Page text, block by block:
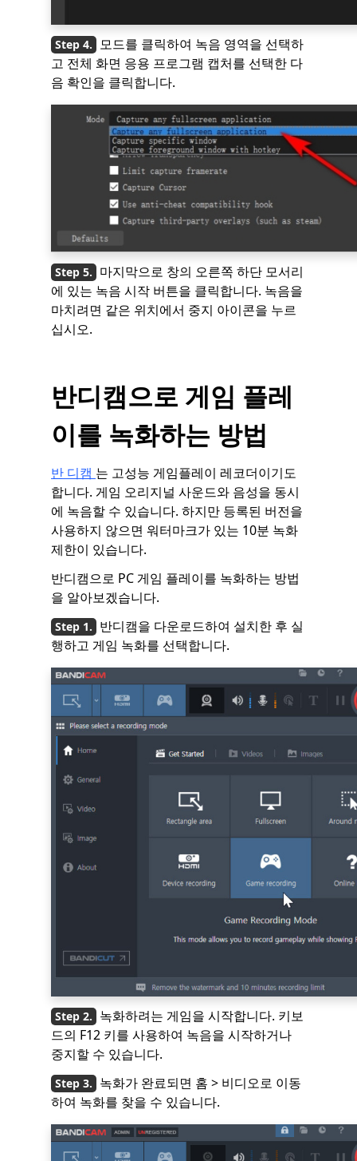
모드를 클릭하여 녹음 영역을 선택하
고 전체 화면 응용 프로그램 캡처를 선택한 다
음 확인을 클릭합니다.
마지막으로 창의 오른쪽 하단 모서리
에 있는 녹음 시작 버튼을 클릭합니다. 녹음을
마치려면 같은 위치에서 중지 아이콘을 누르
십시오.
반디캠으로 게임 플레
이를 녹화하는 방법
반 디캠 는 고성능 게임플레이 레코더이기도
합니다. 게임 오리지널 사운드와 음성을 동시
에 녹음할 수 있습니다. 하지만 등록된 버전을
사용하지 않으면 워터마크가 있는 10분 녹화
제한이 있습니다.
반디캠으로 PC 게임 플레이를 녹화하는 방법
을 알아보겠습니다.
반디캠을 다운로드하여 설치한 후 실
행하고 게임 녹화를 선택합니다.
녹화하려는 게임을 시작합니다. 키보
드의 F12 키를 사용하여 녹음을 시작하거나
중지할 수 있습니다.
녹화가 완료되면 홈 > 비디오로 이동
하여 녹화를 찾을 수 있습니다.